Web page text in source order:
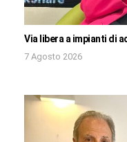
Via libera a impianti di
7 Agosto 2026